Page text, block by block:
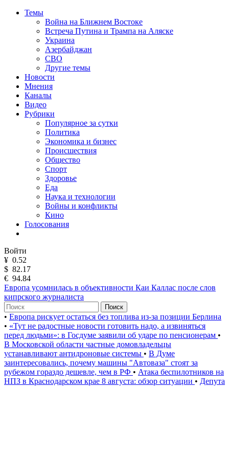
Темы
Война на Ближнем Востоке
Встреча Путина и Трампа на Аляске
Украина
Азербайджан
СВО
Другие темы
Новости
Мнения
Каналы
Видео
Рубрики
Популярное за сутки
Политика
Экономика и бизнес
Происшествия
Общество
Спорт
Здоровье
Еда
Наука и технологии
Войны и конфликты
Кино
Голосования
Войти
¥ 0.52
$ 82.17
€ 94.84
Европа усомнилась в объективности Каи Каллас после слов
кипрского журналиста
Поиск
• Европа рискует остаться без топлива из-за позиции Берлина
• «Тут не радостные новости готовить надо, а извиняться
перед людьми»: в Госдуме заявили об ударе по пенсионерам •
В Московской области частные домовладельцы
устанавливают антидроновые системы • В Думе
заинтересовались, почему машины "Автоваза" стоят за
рубежом гораздо дешевле, чем в РФ • Атака беспилотников на
НПЗ в Краснодарском крае 8 августа: обзор ситуации • Депута